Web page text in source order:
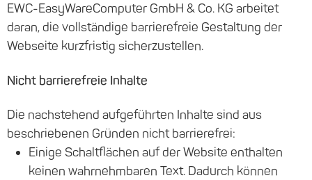
EWC-EasyWareComputer GmbH & Co. KG arbeitet
daran, die vollständige barrierefreie Gestaltung der
Webseite kurzfristig sicherzustellen.
Nicht barrierefreie Inhalte
Die nachstehend aufgeführten Inhalte sind aus
beschriebenen Gründen nicht barrierefrei:
Einige Schaltflächen auf der Website enthalten
keinen wahrnehmbaren Text. Dadurch können